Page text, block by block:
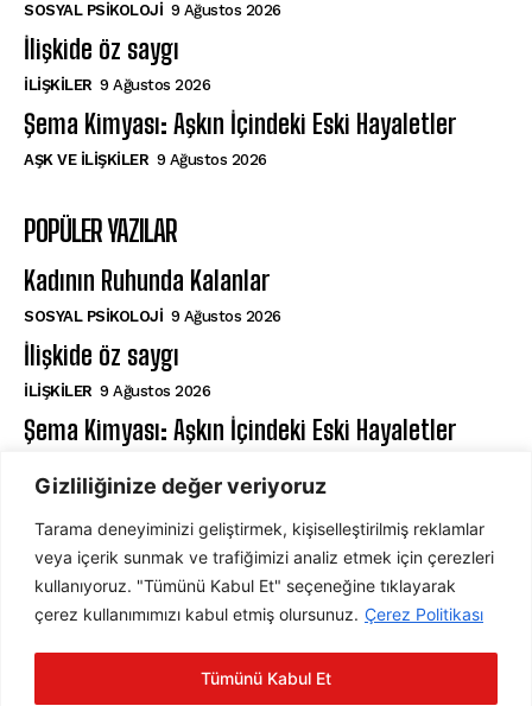
Gizliliğinize değer veriyoruz
Tarama deneyiminizi geliştirmek, kişiselleştirilmiş reklamlar
veya içerik sunmak ve trafiğimizi analiz etmek için çerezleri
kullanıyoruz. "Tümünü Kabul Et" seçeneğine tıklayarak
çerez kullanımımızı kabul etmiş olursunuz. Çerez Politikası
Tümünü Kabul Et
SOSYAL PSIKOLOJI 9 Ağustos 2026
İlişkide öz saygı
İLIŞKILER 9 Ağustos 2026
Şema Kimyası: Aşkın İçindeki Eski Hayaletler
AŞK VE İLIŞKILER 9 Ağustos 2026
POPÜLER YAZILAR
Kadının Ruhunda Kalanlar
SOSYAL PSIKOLOJI 9 Ağustos 2026
İlişkide öz saygı
İLIŞKILER 9 Ağustos 2026
Şema Kimyası: Aşkın İçindeki Eski Hayaletler
ABONE OL
ABONE OL